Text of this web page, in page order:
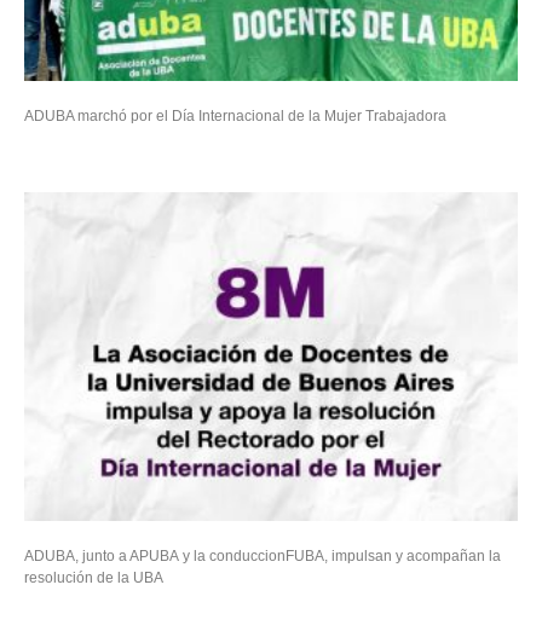
ADUBA marchó por el Día Internacional de la Mujer Trabajadora
ADUBA, junto a APUBA y la conduccionFUBA, impulsan y acompañan la
resolución de la UBA